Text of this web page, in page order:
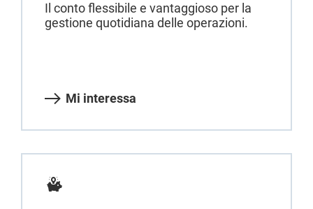
Il conto flessibile e vantaggioso per la
gestione quotidiana delle operazioni.
Mi interessa